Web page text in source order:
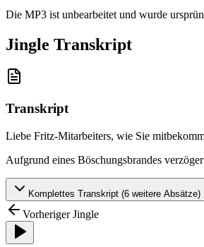
Die MP3 ist unbearbeitet und wurde
Jingle Transkript
Transkript
Liebe Fritz-Mitarbeiters, wie Sie
Aufgrund eines Böschungsbrandes
Komplettes Transkript (6 weitere Absätze)
Vorheriger Jingle